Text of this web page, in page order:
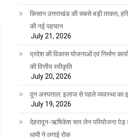
किसान उत्तराखंड की सबसे बड़ी ताकत,
की नई पहचान
July 21, 2026
प्रदेश की विकास योजनाओं एवं निर्माण
की वित्तीय स्वीकृति
July 20, 2026
दून अस्पताल: इलाज से पहले व्यवस्था का
July 19, 2026
देहरादून-ऋषिकेश चार लेन परियोजना पेड़
धामी ने लगाई रोक